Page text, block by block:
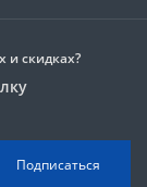
и скидках?
Подписаться